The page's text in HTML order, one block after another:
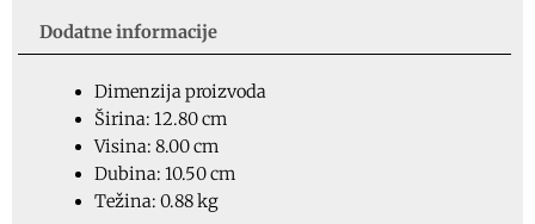
Dodatne informacije
Dimenzija proizvoda
Širina: 12.80 cm
Visina: 8.00 cm
Dubina: 10.50 cm
Težina: 0.88 kg